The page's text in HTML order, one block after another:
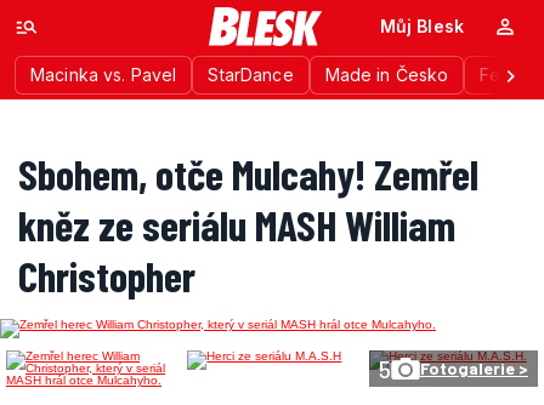
Macinka vs. Pavel StarDance Made in Česko
Můj Blesk
Sbohem, otče Mulcahy! Zemřel
kněz ze seriálu MASH William
Christopher
5 Fotogalerie >